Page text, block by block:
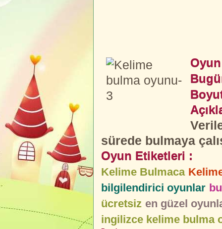
sürede bulmaya
Oyun Etiketleri :
Kelime Bulmaca
bilgilendirici oyunlar
ücretsiz en güzel
ingilizce kelime bulma